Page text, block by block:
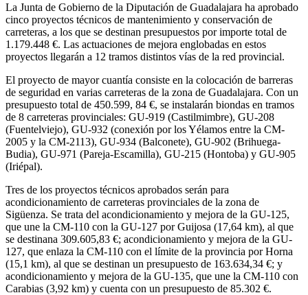
La Junta de Gobierno de la Diputación de Guadalajara ha aprobado
cinco proyectos técnicos de mantenimiento y conservación de
carreteras, a los que se destinan presupuestos por importe total de
1.179.448 €. Las actuaciones de mejora englobadas en estos
proyectos llegarán a 12 tramos distintos vías de la red provincial.
El proyecto de mayor cuantía consiste en la colocación de barreras
de seguridad en varias carreteras de la zona de Guadalajara. Con un
presupuesto total de 450.599, 84 €, se instalarán biondas en tramos
de 8 carreteras provinciales: GU-919 (Castilmimbre), GU-208
(Fuentelviejo), GU-932 (conexión por los Yélamos entre la CM-
2005 y la CM-2113), GU-934 (Balconete), GU-902 (Brihuega-
Budia), GU-971 (Pareja-Escamilla), GU-215 (Hontoba) y GU-905
(Iriépal).
Tres de los proyectos técnicos aprobados serán para
acondicionamiento de carreteras provinciales de la zona de
Sigüenza. Se trata del acondicionamiento y mejora de la GU-125,
que une la CM-110 con la GU-127 por Guijosa (17,64 km), al que
se destinana 309.605,83 €; acondicionamiento y mejora de la GU-
127, que enlaza la CM-110 con el límite de la provincia por Horna
(15,1 km), al que se destinan un presupuesto de 163.634,34 €; y
acondicionamiento y mejora de la GU-135, que une la CM-110 con
Carabias (3,92 km) y cuenta con un presupuesto de 85.302 €.